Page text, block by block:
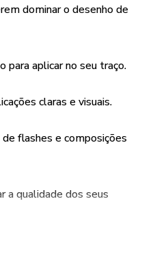
dominar o desenho de
para aplicar no seu traço.
claras e visuais.
flashes e composições
a qualidade dos seus